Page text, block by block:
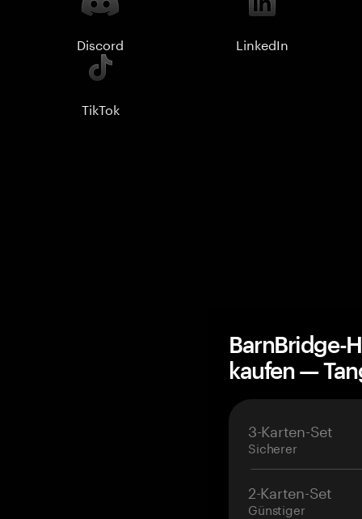
Discord LinkedIn
TikTok
BarnBridge-
kaufen —
3-Karten-Set
Sicherer
2-Karten-Set
Günstiger